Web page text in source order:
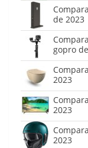
de 2023
gopro
2023
2023
2023